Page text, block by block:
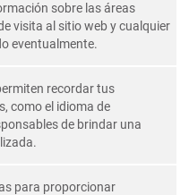
sobre las áreas
visita al sitio web y cualquier
eventualmente.
recordar tus
como el idioma de
de brindar una
para proporcionar